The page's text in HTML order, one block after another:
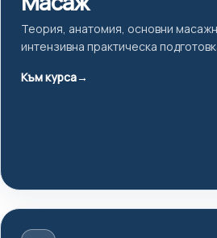
Теория, анатомия, основни
интензивна практическа
Към курса→